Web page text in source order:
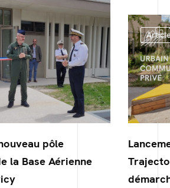
pôle
la Base Aérienne